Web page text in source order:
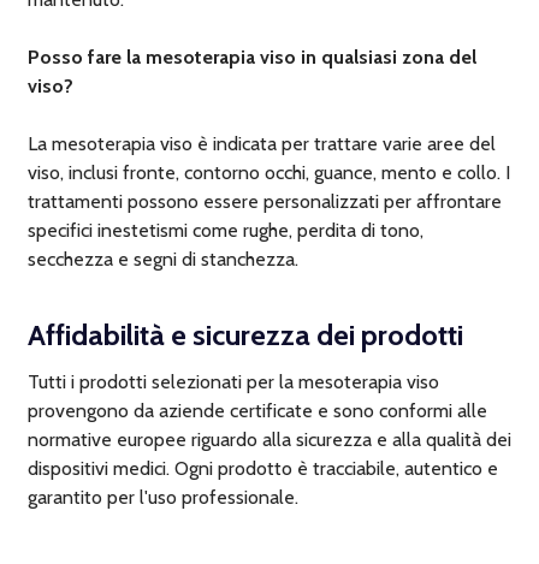
Posso fare la mesoterapia viso in qualsiasi zona del
viso?
La mesoterapia viso è indicata per trattare varie aree del
viso, inclusi fronte, contorno occhi, guance, mento e collo. I
trattamenti possono essere personalizzati per affrontare
specifici inestetismi come rughe, perdita di tono,
secchezza e segni di stanchezza.
Affidabilità e sicurezza dei prodotti
Tutti i prodotti selezionati per la mesoterapia viso
provengono da aziende certificate e sono conformi alle
normative europee riguardo alla sicurezza e alla qualità dei
dispositivi medici. Ogni prodotto è tracciabile, autentico e
garantito per l'uso professionale.